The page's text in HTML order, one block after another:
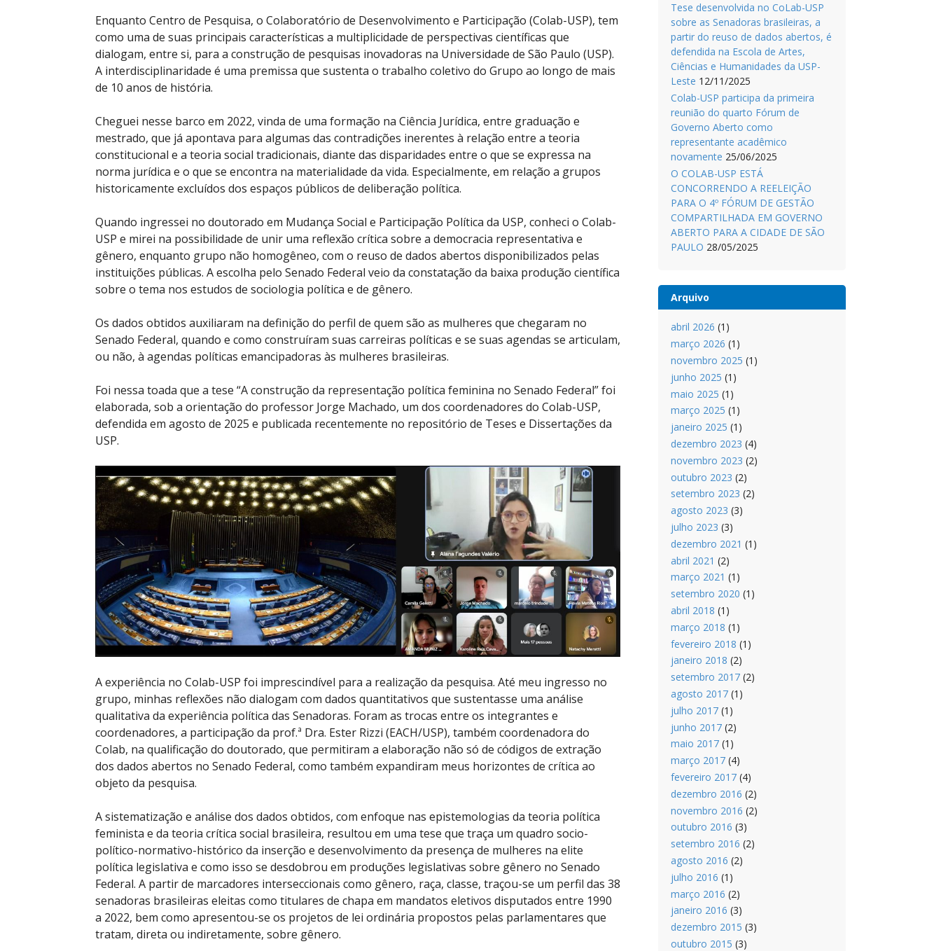
Enquanto Centro de Pesquisa, o Colaboratório de Desenvolvimento e Participação (Colab-USP), tem
como uma de suas principais características a multiplicidade de perspectivas científicas que
dialogam, entre si, para a construção de pesquisas inovadoras na Universidade de São Paulo (USP).
A interdisciplinaridade é uma premissa que sustenta o trabalho coletivo do Grupo ao longo de mais
de 10 anos de história.
Cheguei nesse barco em 2022, vinda de uma formação na Ciência Jurídica, entre graduação e
mestrado, que já apontava para algumas das contradições inerentes à relação entre a teoria
constitucional e a teoria social tradicionais, diante das disparidades entre o que se expressa na
norma jurídica e o que se encontra na materialidade da vida. Especialmente, em relação a grupos
historicamente excluídos dos espaços públicos de deliberação política.
Quando ingressei no doutorado em Mudança Social e Participação Política da USP, conheci o Colab-
USP e mirei na possibilidade de unir uma reflexão crítica sobre a democracia representativa e
gênero, enquanto grupo não homogêneo, com o reuso de dados abertos disponibilizados pelas
instituições públicas. A escolha pelo Senado Federal veio da constatação da baixa produção científica
sobre o tema nos estudos de sociologia política e de gênero.
Os dados obtidos auxiliaram na definição do perfil de quem são as mulheres que chegaram no
Senado Federal, quando e como construíram suas carreiras políticas e se suas agendas se articulam,
ou não, à agendas políticas emancipadoras às mulheres brasileiras.
Foi nessa toada que a tese “A construção da representação política feminina no Senado Federal” foi
elaborada, sob a orientação do professor Jorge Machado, um dos coordenadores do Colab-USP,
defendida em agosto de 2025 e publicada recentemente no repositório de Teses e Dissertações da
USP.
A experiência no Colab-USP foi imprescindível para a realização da pesquisa. Até meu ingresso no
grupo, minhas reflexões não dialogam com dados quantitativos que sustentasse uma análise
qualitativa da experiência política das Senadoras. Foram as trocas entre os integrantes e
coordenadores, a participação da prof.ª Dra. Ester Rizzi (EACH/USP), também coordenadora do
Colab, na qualificação do doutorado, que permitiram a elaboração não só de códigos de extração
dos dados abertos no Senado Federal, como também expandiram meus horizontes de crítica ao
objeto da pesquisa.
A sistematização e análise dos dados obtidos, com enfoque nas epistemologias da teoria política
feminista e da teoria crítica social brasileira, resultou em uma tese que traça um quadro socio-
político-normativo-histórico da inserção e desenvolvimento da presença de mulheres na elite
política legislativa e como isso se desdobrou em produções legislativas sobre gênero no Senado
Federal. A partir de marcadores interseccionais como gênero, raça, classe, traçou-se um perfil das 38
senadoras brasileiras eleitas como titulares de chapa em mandatos eletivos disputados entre 1990
a 2022, bem como apresentou-se os projetos de lei ordinária propostos pelas parlamentares que
tratam, direta ou indiretamente, sobre gênero.
Tese desenvolvida no CoLab-USP
sobre as Senadoras brasileiras, a
partir do reuso de dados abertos, é
defendida na Escola de Artes,
Ciências e Humanidades da USP-
Leste 12/11/2025
Colab-USP participa da primeira
reunião do quarto Fórum de
Governo Aberto como
representante acadêmico
novamente 25/06/2025
O COLAB-USP ESTÁ
CONCORRENDO A REELEIÇÃO
PARA O 4º FÓRUM DE GESTÃO
COMPARTILHADA EM GOVERNO
ABERTO PARA A CIDADE DE SÃO
PAULO 28/05/2025
Arquivo
abril 2026 (1)
março 2026 (1)
novembro 2025 (1)
junho 2025 (1)
maio 2025 (1)
março 2025 (1)
janeiro 2025 (1)
dezembro 2023 (4)
novembro 2023 (2)
outubro 2023 (2)
setembro 2023 (2)
agosto 2023 (3)
julho 2023 (3)
dezembro 2021 (1)
abril 2021 (2)
março 2021 (1)
setembro 2020 (1)
abril 2018 (1)
março 2018 (1)
fevereiro 2018 (1)
janeiro 2018 (2)
setembro 2017(2)
agosto 2017(1)
julho 2017(1)
junho 2017(2)
maio 2017(1)
março 2017(4)
fevereiro 2017(4)
dezembro 2016 (2)
novembro 2016 (2)
outubro 2016 (3)
setembro 2016 (2)
agosto 2016 (2)
julho 2016 (1)
março 2016 (2)
janeiro 2016 (3)
dezembro 2015 (3)
outubro 2015 (3)